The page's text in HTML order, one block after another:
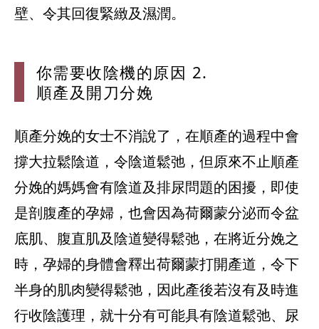
壁、令其回復緊緻及濕潤。
你需要收陰機的原因 2.
順產及開刀分娩
順產分娩的女士不消說了，在順產的過程中會
撐大拉鬆陰道，令陰道鬆弛，但原來不止順產
分娩的媽媽會有陰道及排尿問題的困擾，即使
是剖腹產的孕婦，也會因為荷爾蒙分泌而令盆
底肌、腹直肌及陰道變得鬆弛，在將近分娩之
時，孕婦的身體會釋出荷爾蒙打開產道，令下
半身的肌肉變得鬆弛，因此產後若沒有及時進
行收陰護理，就十分有可能具有陰道鬆弛、尿